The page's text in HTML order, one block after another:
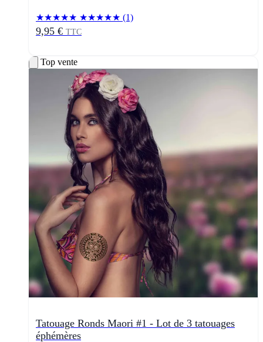
★★★★★ ★★★★★ (1)
9,95 € TTC
Top vente
Tatouage Ronds Maori #1 - Lot de 3 tatouages
éphémères